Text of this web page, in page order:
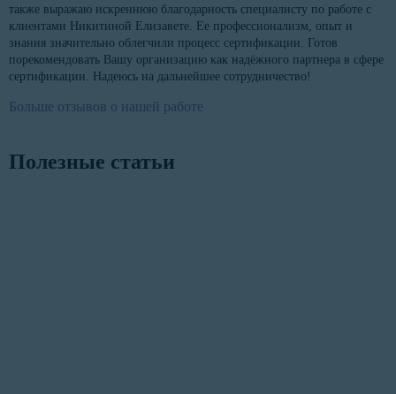
также выражаю искреннюю благодарность специалисту по работе с
клиентами Никитиной Елизавете. Ее профессионализм, опыт и
знания значительно облегчили процесс сертификации. Готов
порекомендовать Вашу организацию как надёжного партнера в сфере
сертификации. Надеюсь на дальнейшее сотрудничество!
Больше отзывов о нашей работе
Полезные статьи